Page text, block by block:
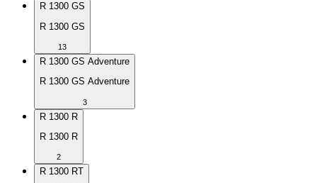
R 1300 GS
R 1300 GS
13
R 1300 GS Adventure
R 1300 GS Adventure
3
R 1300 R
R 1300 R
2
R 1300 RT